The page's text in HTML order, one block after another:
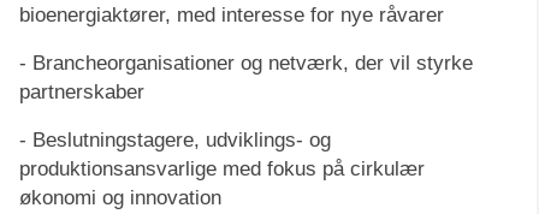
bioenergiaktører, med interesse for nye råvarer
- Brancheorganisationer og netværk, der vil styrke
partnerskaber
- Beslutningstagere, udviklings- og
produktionsansvarlige med fokus på cirkulær
økonomi og innovation